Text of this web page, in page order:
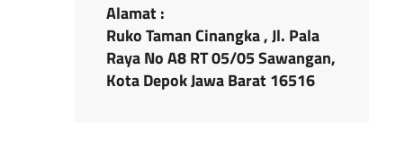
Alamat :
Ruko Taman Cinangka , Jl. Pala
Raya No A8 RT 05/05 Sawangan,
Kota Depok Jawa Barat 16516